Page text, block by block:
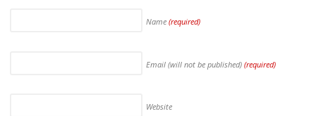
Name (required)
Email (will not be published) (required)
Website